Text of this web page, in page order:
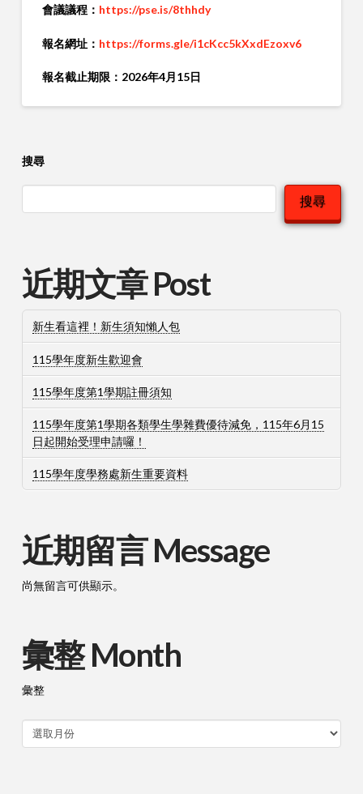
會議議程： https://pse.is/8thhdy
報名網址： https://forms.gle/i1cKcc5kXxdEzoxv6
報名截止期限： 2026年4月15日
搜尋
搜尋
近期文章 Post
新生看這裡！新生須知懶人包
115學年度新生歡迎會
115學年度第1學期註冊須知
115學年度第1學期各類學生學雜費優待減免，115年6月15
日起開始受理申請囉！
115學年度學務處新生重要資料
近期留言 Message
尚無留言可供顯示。
彙整 Month
彙整